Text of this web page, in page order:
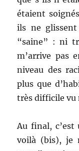
étaient
ils ne
“saine” : ni
m’arrive pas
niveau des
plus que
très difficile vu
Au final,
voilà (bis), je